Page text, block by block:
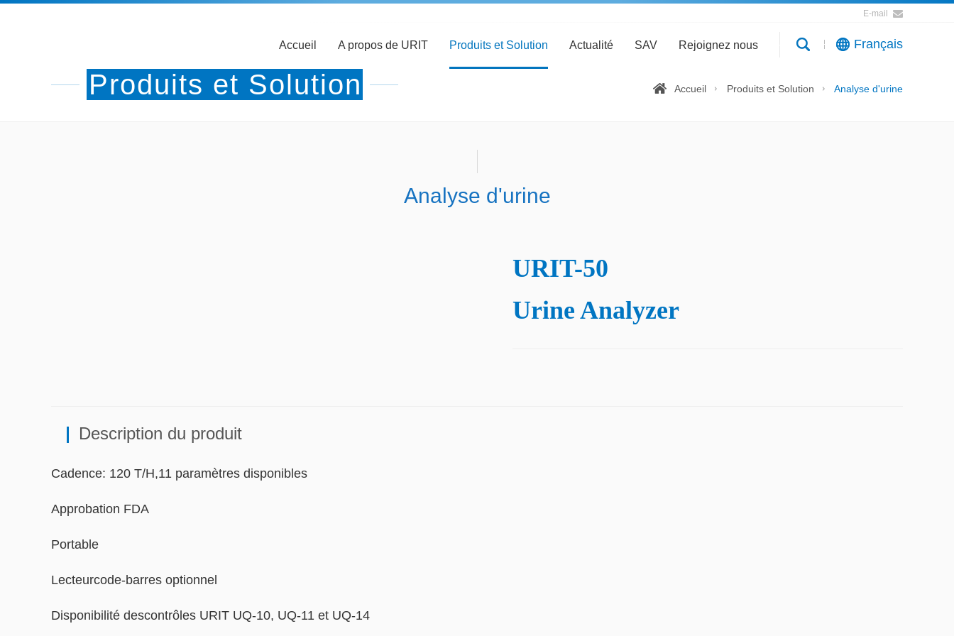
E-mail
Français
Accueil A propos de URIT Produits et Solution Actualité SAV Rejoignez nous
Produits et Solution Accueil Produits et Solution Analyse d'urine
Analyse d'urine
URIT-50
Urine Analyzer
Description du produit
Cadence: 120 T/H,11 paramètres disponibles
Approbation FDA
Portable
Lecteurcode-barres optionnel
Disponibilité descontrôles URIT UQ-10, UQ-11 et UQ-14